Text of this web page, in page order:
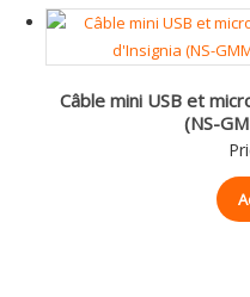
Câble mini USB et
(NS-